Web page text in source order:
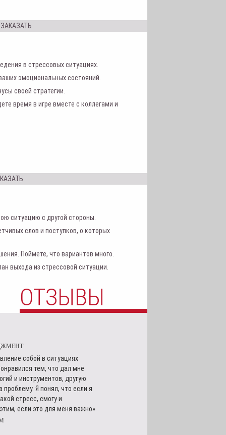
ЗАКАЗАТЬ
в стрессовых ситуациях.
эмоциональных состояний.
своей стратегии.
время в игре вместе с коллегами и
ситуацию с другой стороны.
слов и поступков, о которых
Поймете, что вариантов много.
выхода из стрессовой ситуации.
ОТЗЫВЫ
собой в ситуациях
тем, что дал мне
и инструментов, другую
проблему. Я понял, что если я
стресс, смогу и
если это для меня важно»